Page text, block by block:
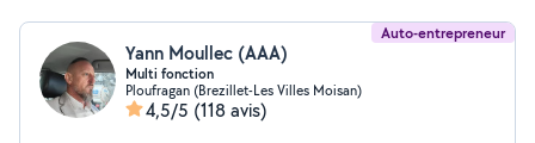
Auto-entrepreneur
Yann Moullec (AAA)
Multi fonction
Ploufragan (Brezillet-Les Villes Moisan)
4,5/5 (118 avis)